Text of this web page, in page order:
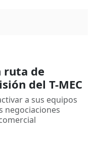
ruta de
del T-MEC
a sus equipos
negociaciones